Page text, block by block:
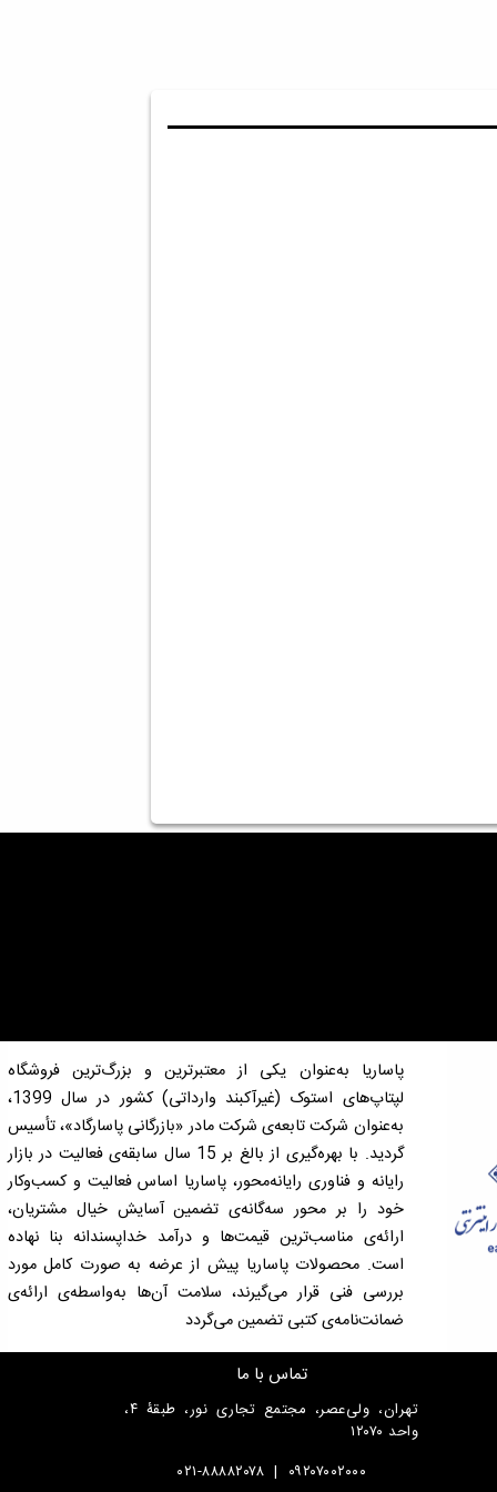
پاساریا به‌عنوان یکی از معتبرترین و بزرگ‌ترین فروشگاه
لپتاپ‌های استوک (غیرآکبند وارداتی) کشور در سال 1399،
به‌عنوان شرکت تابعه‌ی شرکت مادر «بازرگانی پاسارگاد»، تأسیس
گردید. با بهره‌گیری از بالغ بر 15 سال سابقه‌ی فعالیت در بازار
رایانه و فناوری رایانه‌محور، پاساریا اساس فعالیت و کسب‌وکار
خود را بر محور سه‌گانه‌ی تضمین آسایش خیال مشتریان،
ارائه‌ی مناسب‌ترین قیمت‌ها و درآمد خداپسندانه بنا نهاده
است. محصولات پاساریا پیش از عرضه به صورت کامل مورد
بررسی فنی قرار می‌گیرند، سلامت آن‌ها به‌واسطه‌ی ارائه‌ی
ضمانت‌نامه‌ی کتبی تضمین می‌گردد
تماس با ما
تهران، ولی‌عصر، مجتمع تجاری نور، طبقۀ ۴،
واحد ۱۲۰۷۰
۰۹۲۰۷۰۰۲۰۰۰ | ۰۲۱-۸۸۸۸۲۰۷۸